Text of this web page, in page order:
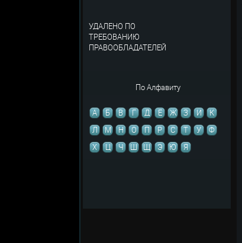
УДАЛЕНО ПО
ТРЕБОВАНИЮ
ПРАВООБЛАДАТЕЛЕЙ
По Алфавиту
А Б В Г Д Е Ж З И
К
Л
М Н О П Р С Т У
Ф
Х
Ц Ч Ш Щ Э Ю Я